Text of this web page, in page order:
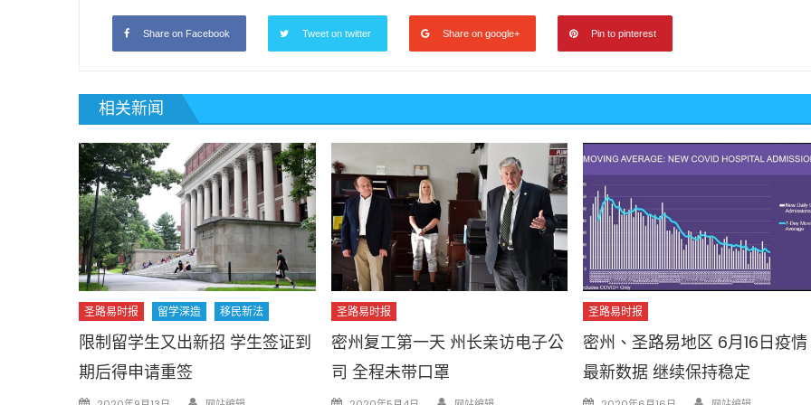
Share on Facebook Tweet on twitter Share on google+ Pin to pinterest
相关新闻
圣路易时报 留学深造 移民新法
限制留学生又出新招 学生签证到
期后得申请重签
Posted Author
圣路易时报
密州复工第一天 州长亲访电子公
司 全程未带口罩
Posted Author
圣路易时报
密州、圣路易地区 6月16日疫情
最新数据 继续保持稳定
Posted Author